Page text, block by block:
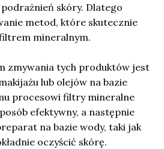
skóry. Dlatego
metod, które skutecznie
mineralnym.
zmywania tych produktów jest
lub olejów na bazie
procesowi filtry mineralne
efektywny, a następnie
na bazie wody, taki jak
oczyścić skórę.